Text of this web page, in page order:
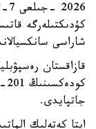
كۇدىكتىلەرگە
شاراسى
قازاقستان
جاتپايدى.